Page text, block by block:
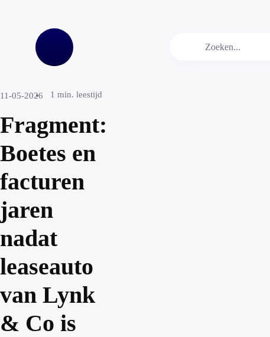
11-05-2026 1 min. leestijd
Fragment:
Boetes en
facturen
jaren
nadat
leaseauto
van Lynk
& Co is